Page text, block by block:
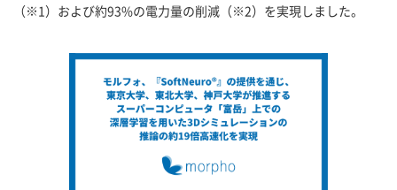
（※1）および約93%の電力量の削減（※2）を実現しました。